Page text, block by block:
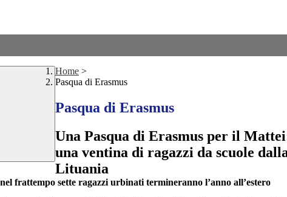
Home >
Pasqua di Erasmus
Pasqua di Erasmus
Una Pasqua di Erasmus per il
una ventina di ragazzi da scuole
Lituania
frattempo sette ragazzi urbinati termineranno l’anno all’estero